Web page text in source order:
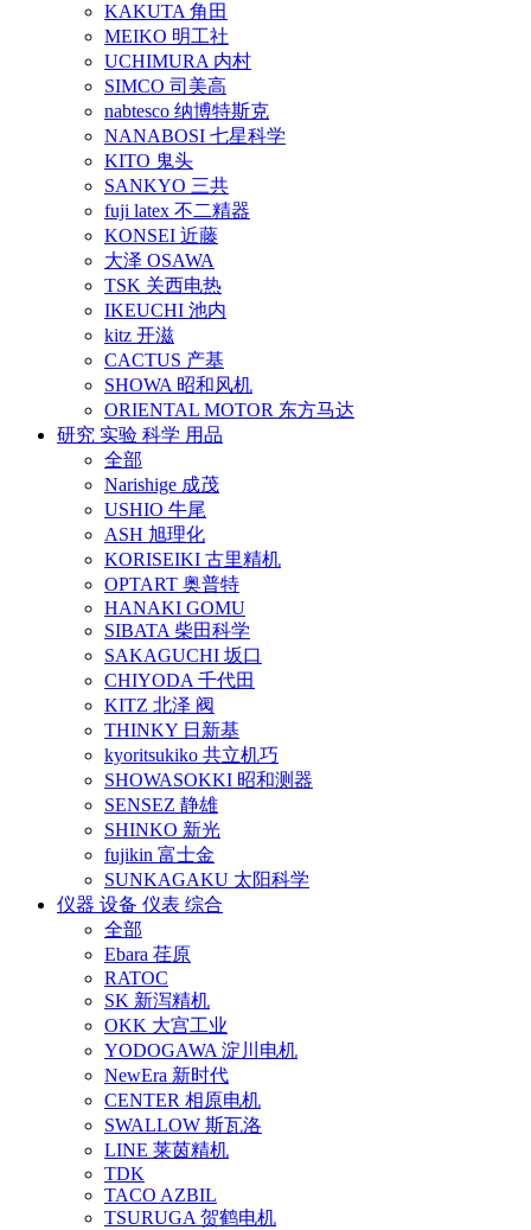
KAKUTA 角田
MEIKO 明工社
UCHIMURA 内村
SIMCO 司美高
nabtesco 纳博特斯克
NANABOSI 七星科学
KITO 鬼头
SANKYO 三共
fuji latex 不二精器
KONSEI 近藤
大泽 OSAWA
TSK 关西电热
IKEUCHI 池内
kitz 开滋
CACTUS 产基
SHOWA 昭和风机
ORIENTAL MOTOR 东方马达
研究 实验 科学 用品
全部
Narishige 成茂
USHIO 牛尾
ASH 旭理化
KORISEIKI 古里精机
OPTART 奥普特
HANAKI GOMU
SIBATA 柴田科学
SAKAGUCHI 坂口
CHIYODA 千代田
KITZ 北泽 阀
THINKY 日新基
kyoritsukiko 共立机巧
SHOWASOKKI 昭和测器
SENSEZ 静雄
SHINKO 新光
fujikin 富士金
SUNKAGAKU 太阳科学
仪器 设备 仪表 综合
全部
Ebara 荏原
RATOC
SK 新泻精机
OKK 大宫工业
YODOGAWA 淀川电机
NewEra 新时代
CENTER 相原电机
SWALLOW 斯瓦洛
LINE 莱茵精机
TDK
TACO AZBIL
TSURUGA 贺鹤电机